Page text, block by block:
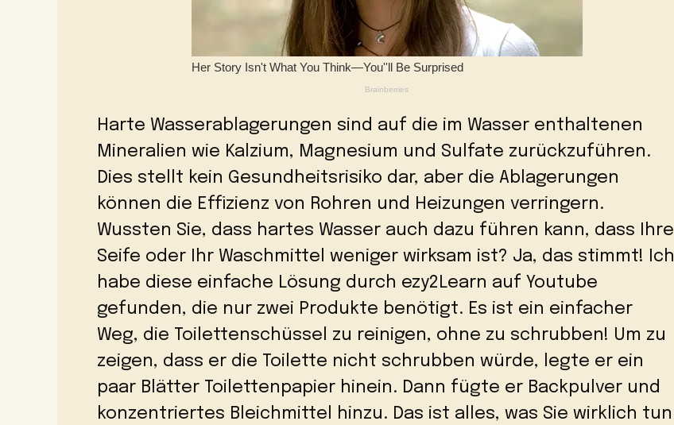
Harte Wasserablagerungen sind auf die im Wasser enthaltenen
Mineralien wie Kalzium, Magnesium und Sulfate zurückzuführen.
Dies stellt kein Gesundheitsrisiko dar, aber die Ablagerungen
können die Effizienz von Rohren und Heizungen verringern.
Wussten Sie, dass hartes Wasser auch dazu führen kann, dass Ihre
Seife oder Ihr Waschmittel weniger wirksam ist? Ja, das stimmt! Ich
habe diese einfache Lösung durch ezy2Learn auf Youtube
gefunden, die nur zwei Produkte benötigt. Es ist ein einfacher
Weg, die Toilettenschüssel zu reinigen, ohne zu schrubben! Um zu
zeigen, dass er die Toilette nicht schrubben würde, legte er ein
paar Blätter Toilettenpapier hinein. Dann fügte er Backpulver und
konzentriertes Bleichmittel hinzu. Das ist alles, was Sie wirklich tun